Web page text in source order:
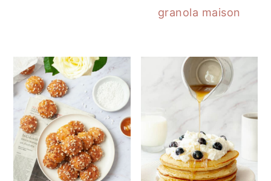
granola maison